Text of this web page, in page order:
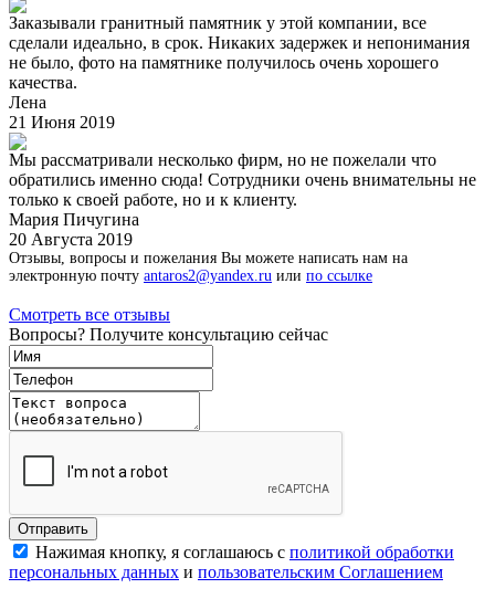
Заказывали гранитный памятник у этой компании, все
сделали идеально, в срок. Никаких задержек и непонимания
не было, фото на памятнике получилось очень хорошего
качества.
Лена
21 Июня 2019
Мы рассматривали несколько фирм, но не пожелали что
обратились именно сюда! Сотрудники очень внимательны не
только к своей работе, но и к клиенту.
Мария Пичугина
20 Августа 2019
Отзывы, вопросы и пожелания Вы можете написать нам на
электронную почту antaros2@yandex.ru или по ссылке
Смотреть все отзывы
Вопросы? Получите консультацию сейчас
Нажимая кнопку, я соглашаюсь с политикой обработки
персональных данных и пользовательским Соглашением